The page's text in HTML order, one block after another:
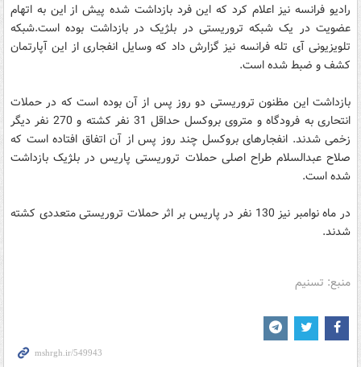
رادیو فرانسه نیز اعلام کرد که این فرد بازداشت شده پیش از این به اتهام
عضویت در یک شبکه تروریستی در بلژیک در بازداشت بوده است.شبکه
تلویزیونی آی تله فرانسه نیز گزارش داد که وسایل انفجاری از این آپارتمان
کشف و ضبط شده است.
بازداشت این مظنون تروریستی دو روز پس از آن بوده است که در حملات
انتحاری به فرودگاه و متروی بروکسل حداقل 31 نفر کشته و 270 نفر دیگر
زخمی شدند. انفجارهای بروکسل چند روز پس از آن اتفاق افتاده است که
صلاح عبدالسلام طراح اصلی حملات تروریستی پاریس در بلژیک بازداشت
شده است.
در ماه نوامبر نیز 130 نفر در پاریس بر اثر حملات تروریستی متعددی کشته
شدند.
منبع: تسنیم